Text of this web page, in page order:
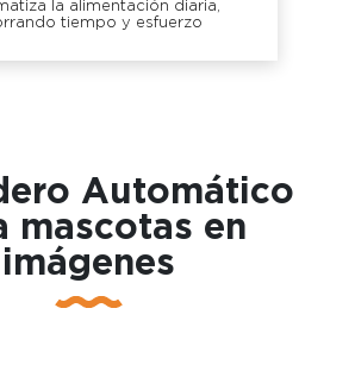
la alimentación diaria,
tiempo y esfuerzo
Automático
mascotas en
imágenes